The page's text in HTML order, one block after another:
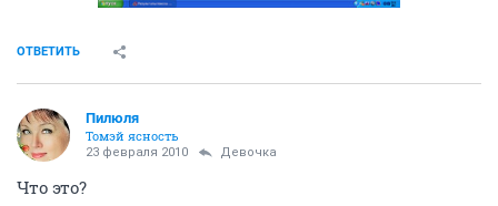
ОТВЕТИТЬ
Пилюля
Томэй ясность
23 февраля 2010 Девочка
Что это?